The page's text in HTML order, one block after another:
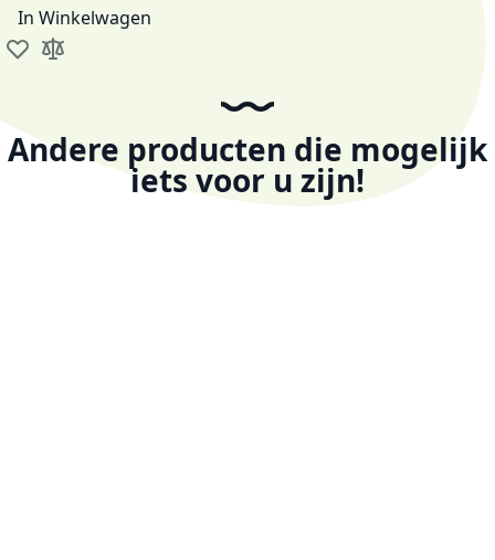
In Winkelwagen
Voeg toe aan verlanglijst
Toevoegen om te vergelijken
Andere producten die mogelijk
iets voor u zijn!